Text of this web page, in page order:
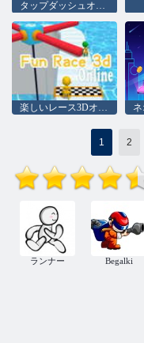
1 2
ランナー Begalki